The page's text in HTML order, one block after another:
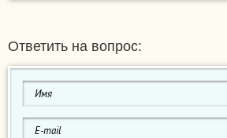
Ответить на вопрос: